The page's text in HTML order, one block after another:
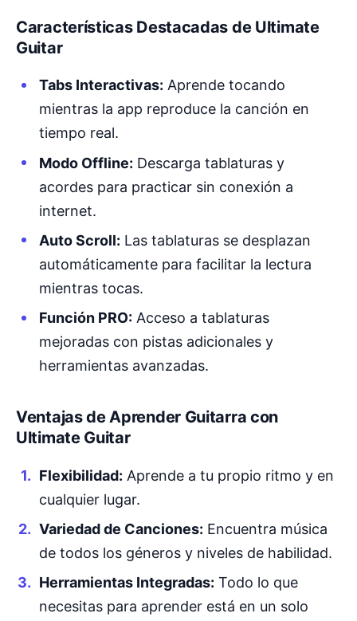
Características Destacadas de Ultimate
Guitar
Tabs Interactivas: Aprende tocando
mientras la app reproduce la canción en
tiempo real.
Modo Offline: Descarga tablaturas y
acordes para practicar sin conexión a
internet.
Auto Scroll: Las tablaturas se desplazan
automáticamente para facilitar la lectura
mientras tocas.
Función PRO: Acceso a tablaturas
mejoradas con pistas adicionales y
herramientas avanzadas.
Ventajas de Aprender Guitarra con
Ultimate Guitar
Flexibilidad: Aprende a tu propio ritmo y en
cualquier lugar.
Variedad de Canciones: Encuentra música
de todos los géneros y niveles de habilidad.
Herramientas Integradas: Todo lo que
necesitas para aprender está en un solo